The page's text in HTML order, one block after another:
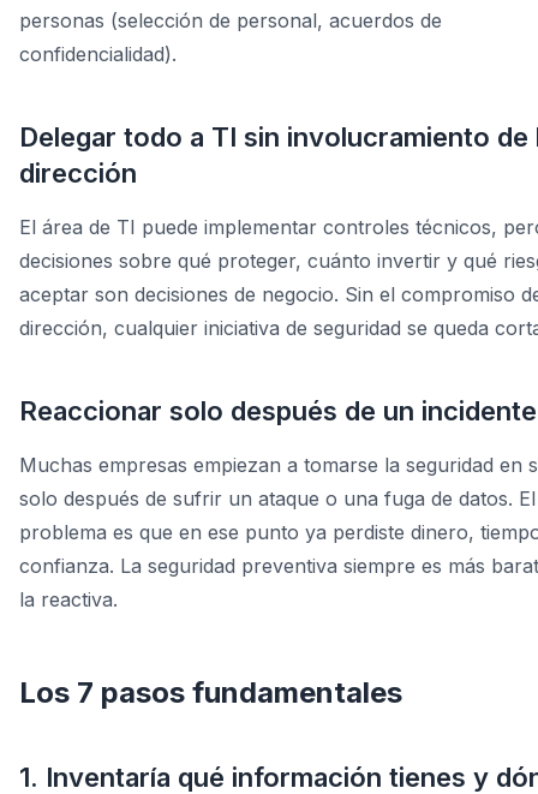
personas (selección de personal, acuerdos de
confidencialidad).
Delegar todo a TI sin involucramiento de
dirección
El área de TI puede implementar controles técnicos,
decisiones sobre qué proteger, cuánto invertir y qué
aceptar son decisiones de negocio. Sin el compromiso
dirección, cualquier iniciativa de seguridad se queda
Reaccionar solo después de un incidente
Muchas empresas empiezan a tomarse la seguridad en
solo después de sufrir un ataque o una fuga de datos. El
problema es que en ese punto ya perdiste dinero,
confianza. La seguridad preventiva siempre es más
la reactiva.
Los 7 pasos fundamentales
1. Inventaría qué información tienes y